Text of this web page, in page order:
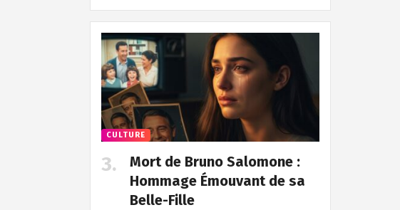
CULTURE
Mort de Bruno Salomone :
Hommage Émouvant de sa
Belle-Fille